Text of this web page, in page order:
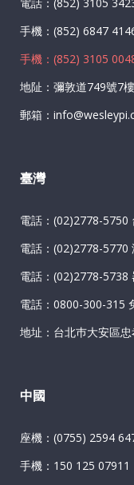
手機：(852) 6847
手機：(852) 3105
地阯：彌敦道749號7
郵箱：
臺灣
電話：(02)2778-5750
電話：(02)2778-5770
電話：(02)2778-5738
電話：0800-300-315
地址：台北巿大安區
中國
座機：(0755) 2594
手機：150 125 07911